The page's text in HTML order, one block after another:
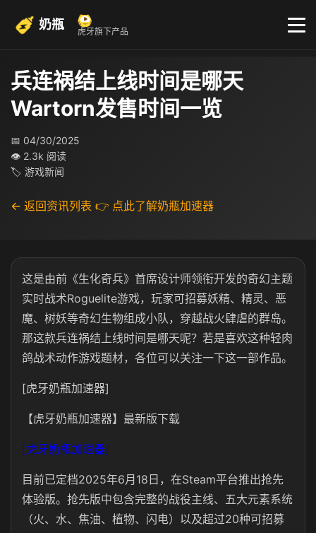
奶瓶 虎牙旗下产品
兵连祸结上线时间是哪天
Wartorn发售时间一览
📅 04/30/2025
👁 2.3k 阅读
🏷 游戏新闻
← 返回资讯列表 👉 点此了解奶瓶加速器
这是由前《生化奇兵》首席设计师领衔开发的奇幻主题
实时战术Roguelite游戏，玩家可招募妖精、精灵、恶
魔、树妖等奇幻生物组成小队，穿越战火肆虐的群岛。
那这款兵连祸结上线时间是哪天呢？若是喜欢这种轻肉
鸽战术动作游戏题材，各位可以关注一下这一部作品。
[虎牙奶瓶加速器]
【虎牙奶瓶加速器】最新版下载
[虎牙奶瓶加速器]
目前已定档2025年6月18日，在Steam平台推出抢先
体验版。抢先版中包含完整的战役主线、五大元素系统
（火、水、焦油、植物、闪电）以及超过20种可招募